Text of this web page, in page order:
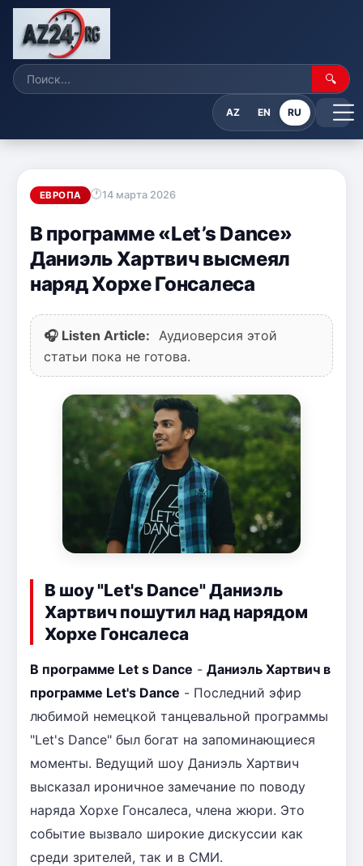
🔍
AZ EN RU
ЕВРОПА 14 марта 2026
В программе «Let’s Dance»
Даниэль Хартвич высмеял
наряд Хорхе Гонсалеса
🎧 Listen Article:
Аудиоверсия этой
статьи пока не готова.
В шоу "Let's Dance" Даниэль
Хартвич пошутил над нарядом
Хорхе Гонсалеса
В программе Let s Dance - Даниэль Хартвич в
программе Let's Dance - Последний эфир
любимой немецкой танцевальной программы
"Let's Dance" был богат на запоминающиеся
моменты. Ведущий шоу Даниэль Хартвич
высказал ироничное замечание по поводу
наряда Хорхе Гонсалеса, члена жюри. Это
событие вызвало широкие дискуссии как
среди зрителей, так и в СМИ.